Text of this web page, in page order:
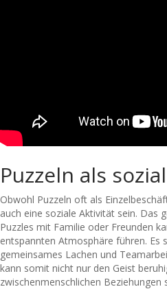
Puzzeln als
Obwohl Puzzeln oft als
auch eine soziale Aktivität sein. Das
Puzzles mit Familie oder Freunden
entspannten Atmosphäre führen. Es
gemeinsames Lachen und
kann somit nicht nur den Geist
zwischenmenschlichen Beziehungen